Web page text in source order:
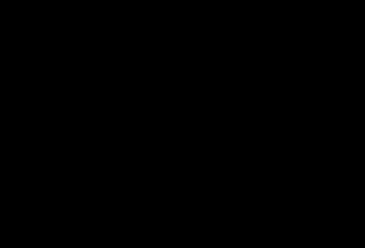
Оставили заявку на создание
впечатлил. Упаковка пришла целой,
воспоминания.